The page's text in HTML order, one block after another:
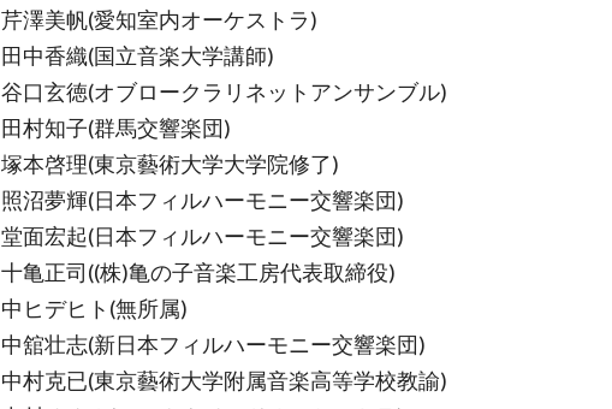
芹澤美帆(愛知室内オーケストラ)
田中香織(国立音楽大学講師)
谷口玄徳(オブロークラリネットアンサンブル)
田村知子(群馬交響楽団)
塚本啓理(東京藝術大学大学院修了)
照沼夢輝(日本フィルハーモニー交響楽団)
堂面宏起(日本フィルハーモニー交響楽団)
十亀正司((株)亀の子音楽工房代表取締役)
中ヒデヒト(無所属)
中舘壮志(新日本フィルハーモニー交響楽団)
中村克已(東京藝術大学附属音楽高等学校教諭)